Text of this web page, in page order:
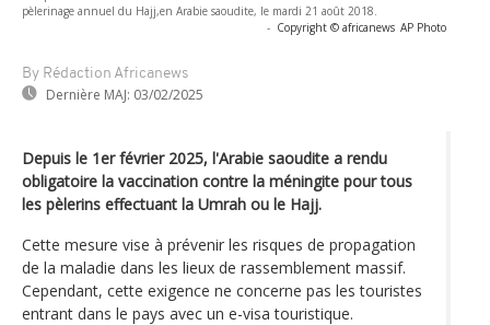
pèlerinage annuel du Hajj,en Arabie saoudite, le mardi 21 août 2018.
- Copyright © africanews AP Photo
By Rédaction Africanews
Dernière MAJ: 03/02/2025
Depuis le 1er février 2025, l'Arabie saoudite a rendu
obligatoire la vaccination contre la méningite pour tous
les pèlerins effectuant la Umrah ou le Hajj.
Cette mesure vise à prévenir les risques de propagation
de la maladie dans les lieux de rassemblement massif.
Cependant, cette exigence ne concerne pas les touristes
entrant dans le pays avec un e-visa touristique.